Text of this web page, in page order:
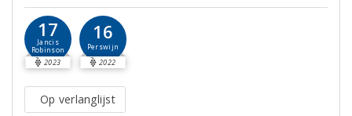
17
Jancis
Robinson
2023
16
Perswijn
2022
Op verlanglijst